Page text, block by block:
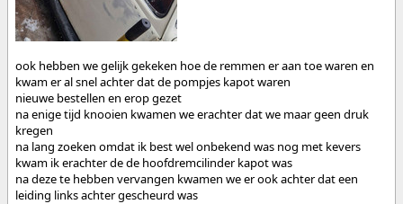
ook hebben we gelijk gekeken hoe de remmen er aan toe waren en
kwam er al snel achter dat de pompjes kapot waren
nieuwe bestellen en erop gezet
na enige tijd knooien kwamen we erachter dat we maar geen druk
kregen
na lang zoeken omdat ik best wel onbekend was nog met kevers
kwam ik erachter de de hoofdremcilinder kapot was
na deze te hebben vervangen kwamen we er ook achter dat een
leiding links achter gescheurd was